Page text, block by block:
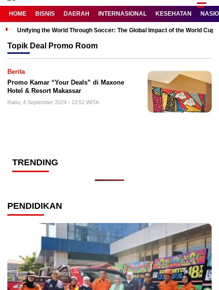
HOME BISNIS DAERAH INTERNASIONAL KESEHATAN
Unifying the World Through Soccer: The Global Impact of the World Cup
Topik Deal Promo Room
Berita
Promo Kamar “Your Deals” di Maxone
Hotel & Resort Makassar
Rabu, 4 September 2024 - 13:52 WITA
TRENDING
PENDIDIKAN